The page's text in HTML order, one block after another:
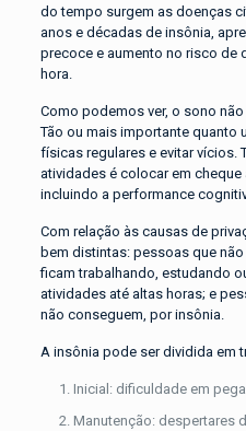
do tempo surgem as doenças
anos e décadas de insônia,
precoce e aumento no risco de
hora.
Como podemos ver, o sono
Tão ou mais importante quanto
físicas regulares e evitar vícios.
atividades é colocar em cheque
incluindo a performance
Com relação às causas de
bem distintas: pessoas que
ficam trabalhando, estudando
atividades até altas horas; e
não conseguem, por insônia.
A insônia pode ser dividida em
Inicial: dificuldade em
Manutenção: despertares